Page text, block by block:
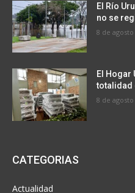
El Río
no se
8 de
El Hogar
totalidad
8 de
CATEGORIAS
Actualidad